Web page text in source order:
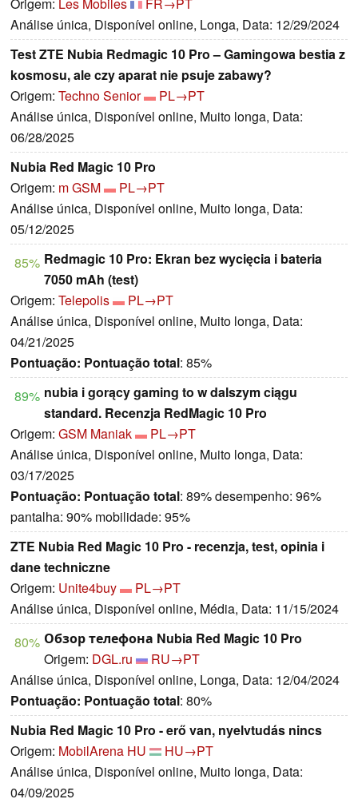
Origem: Les Mobiles
FR→PT
Análise única, Disponível online, Longa, Data: 12/29/2024
Test ZTE Nubia Redmagic 10 Pro – Gamingowa bestia z
kosmosu, ale czy aparat nie psuje zabawy?
Origem: Techno Senior
PL→PT
Análise única, Disponível online, Muito longa, Data:
06/28/2025
Nubia Red Magic 10 Pro
Origem: m GSM
PL→PT
Análise única, Disponível online, Muito longa, Data:
05/12/2025
85% Redmagic 10 Pro: Ekran bez wycięcia i bateria
7050 mAh (test)
Origem: Telepolis
PL→PT
Análise única, Disponível online, Muito longa, Data:
04/21/2025
Pontuação: Pontuação total: 85%
89% nubia i gorący gaming to w dalszym ciągu
standard. Recenzja RedMagic 10 Pro
Origem: GSM Maniak
PL→PT
Análise única, Disponível online, Muito longa, Data:
03/17/2025
Pontuação: Pontuação total: 89% desempenho: 96%
pantalha: 90% mobilidade: 95%
ZTE Nubia Red Magic 10 Pro - recenzja, test, opinia i
dane techniczne
Origem: Unite4buy
PL→PT
Análise única, Disponível online, Média, Data: 11/15/2024
80% Обзор телефона Nubia Red Magic 10 Pro
Origem: DGL.ru
RU→PT
Análise única, Disponível online, Longa, Data: 12/04/2024
Pontuação: Pontuação total: 80%
Nubia Red Magic 10 Pro - erő van, nyelvtudás nincs
Origem: MobilArena HU
HU→PT
Análise única, Disponível online, Muito longa, Data:
04/09/2025